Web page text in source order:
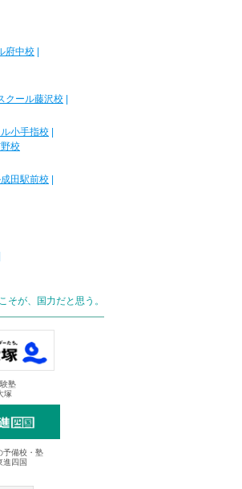
府中校
クール藤沢校
小手指校
校
田駅前校
そが、国力だと思う。
塾
塚
予備校・塾
進四国